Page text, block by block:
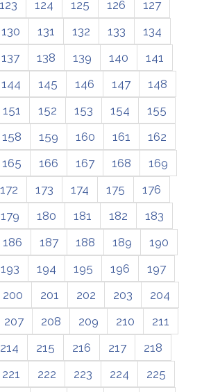
123 124 125 126
127
130 131 132 133
134
137 138 139 140
141
144 145 146 147
148
151 152 153 154
155
158 159 160 161
162
165 166 167 168
169
172 173 174 175
176
179 180 181 182
183
186 187 188 189
190
193 194 195 196
197
200 201 202 203
204
207 208 209 210
211
214 215 216 217
218
221 222 223 224
225